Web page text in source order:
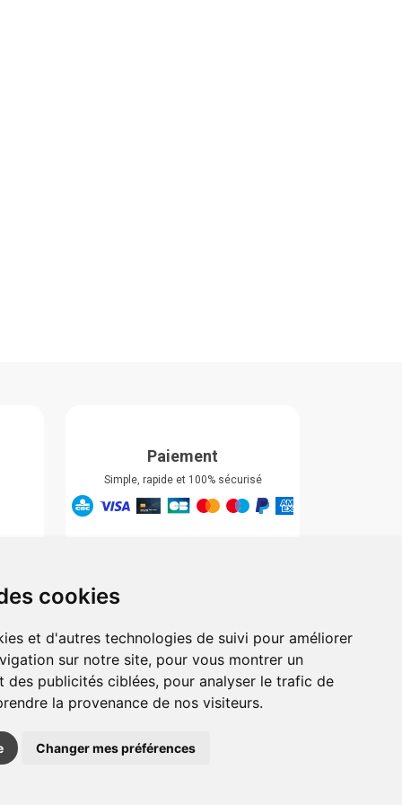
cookies
et d'autres technologies de suivi pour améliorer
sur notre site, pour vous montrer un
des publicités ciblées, pour analyser le trafic de
la provenance de nos visiteurs.
Changer mes préférences
Paiement
Simple, rapide et 100% sécurisé